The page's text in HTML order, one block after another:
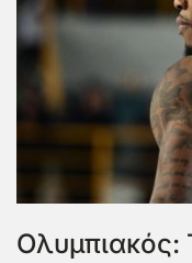
Ολυμπιακός: